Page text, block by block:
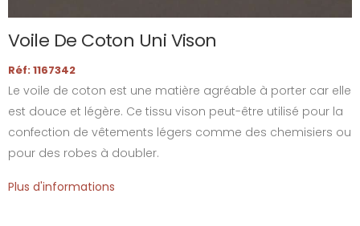
Voile De Coton Uni Vison
Réf: 1167342
Le voile de coton est une matière agréable à porter car elle
est douce et légère. Ce tissu vison peut-être utilisé pour la
confection de vêtements légers comme des chemisiers ou
pour des robes à doubler.
Plus d'informations